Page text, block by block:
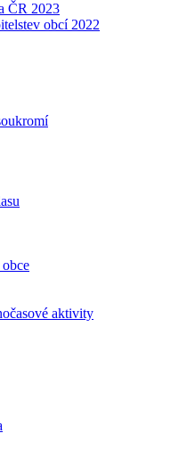
ČR 2023
obcí 2022
aktivity